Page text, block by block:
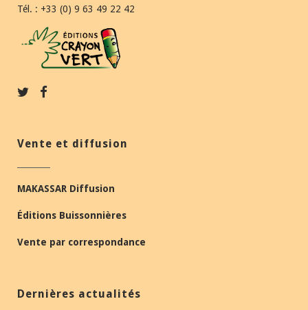
Tél. : +33 (0) 9 63 49 22 42
Vente et diffusion
MAKASSAR Diffusion
Éditions Buissonnières
Vente par correspondance
Dernières actualités